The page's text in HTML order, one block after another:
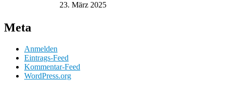
23. März 2025
Meta
Anmelden
Eintrags-Feed
Kommentar-Feed
WordPress.org